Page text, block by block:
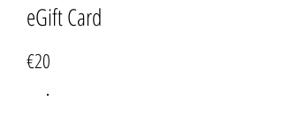
eGift Card
€20